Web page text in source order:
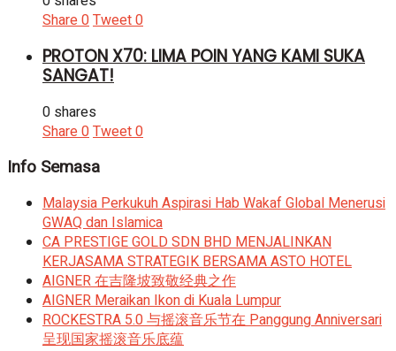
Share0Tweet0
PROTON X70: LIMA POIN YANG KAMI SUKA
SANGAT!
0 shares
Share0Tweet0
Info Semasa
Malaysia Perkukuh Aspirasi Hab Wakaf Global Menerusi
GWAQ dan Islamica
CA PRESTIGE GOLD SDN BHD MENJALINKAN
KERJASAMA STRATEGIK BERSAMA ASTO HOTEL
AIGNER 在吉隆坡致敬经典之作
AIGNER Meraikan Ikon di Kuala Lumpur
ROCKESTRA 5.0 与摇滚音乐节在 Panggung Anniversari
呈现国家摇滚音乐底蕴